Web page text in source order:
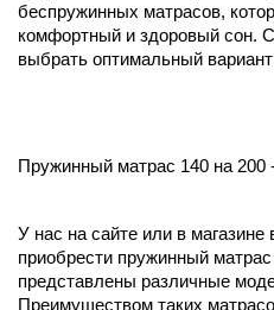
беспружинных матрасов,
комфортный и здоровый сон.
выбрать оптимальный
Пружинный матрас 140 на 200
У нас на сайте или в
приобрести пружинный
представлены различные
Преимуществом таких